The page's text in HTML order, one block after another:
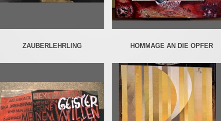
ZAUBERLEHRLING HOMMAGE AN DIE OPFER